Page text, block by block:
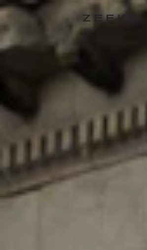
Zeekr
Financiering
|
Flexibel
rijden